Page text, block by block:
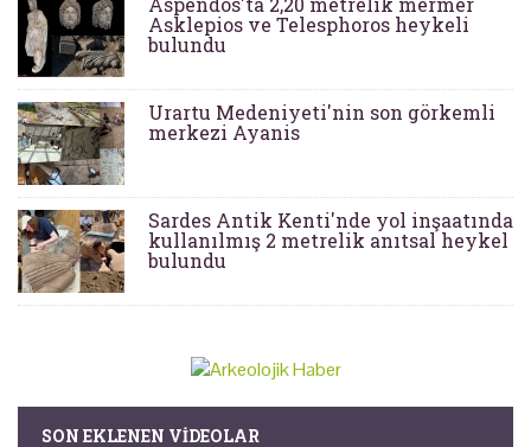
Asklepios ve Telesphoros heykeli
bulundu
Urartu Medeniyeti'nin son görkemli
merkezi Ayanis
Sardes Antik Kenti'nde yol inşaatında
kullanılmış 2 metrelik anıtsal heykel
bulundu
SON EKLENEN VIDEOLAR